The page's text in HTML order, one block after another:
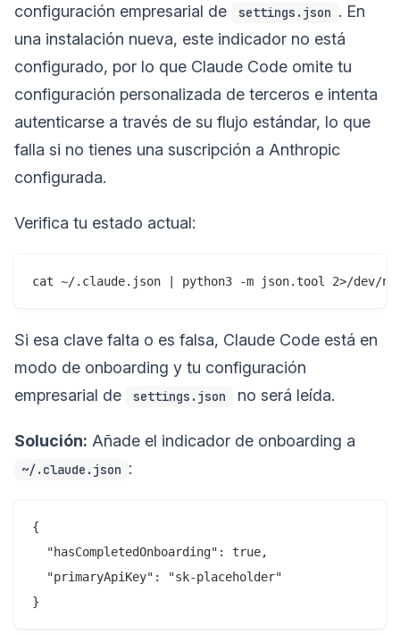
configuración empresarial de
settings.json . En
una instalación nueva, este indicador no está
configurado, por lo que Claude Code omite tu
configuración personalizada de terceros e intenta
autenticarse a través de su flujo estándar, lo que
falla si no tienes una suscripción a Anthropic
configurada.
Verifica tu estado actual:
Si esa clave falta o es falsa, Claude Code está en
modo de onboarding y tu configuración
empresarial de
settings.json no será leída.
Solución: Añade el indicador de onboarding a
~/.claude.json :
{
  "hasCompletedOnboarding": true,
  "primaryApiKey": "sk-placeholder"